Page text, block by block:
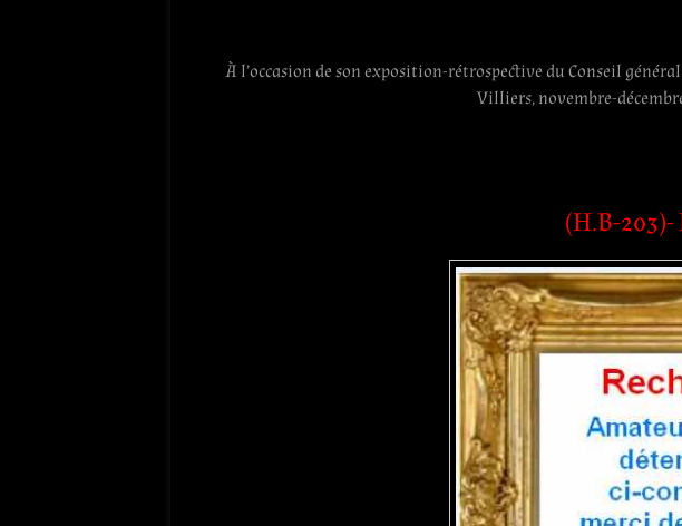
À l’occasion de son exposition-rétrospective du Conseil
Villiers, novembre-
(H.B-